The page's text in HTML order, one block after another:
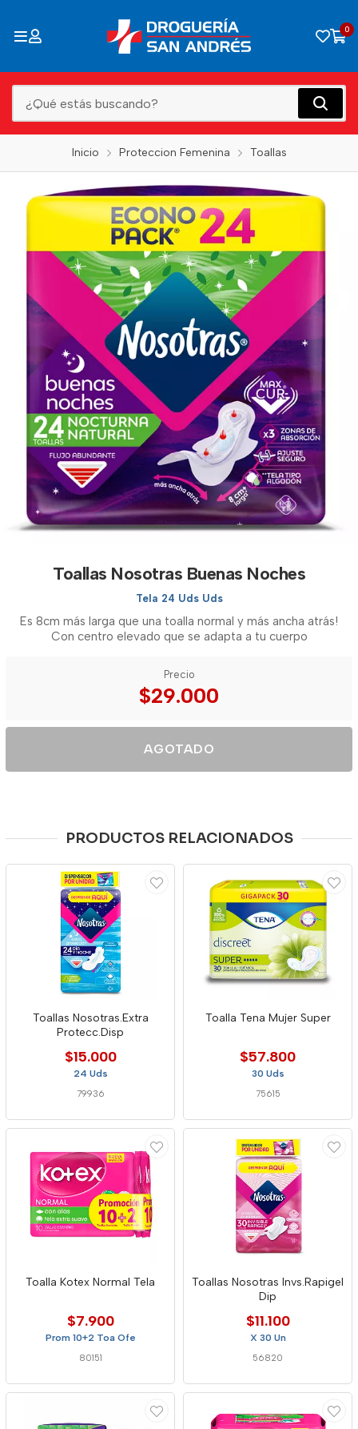
0
Inicio Proteccion Femenina Toallas
Toallas Nosotras Buenas Noches
Tela 24 Uds Uds
Es 8cm más larga que una toalla normal y más ancha atrás!
Con centro elevado que se adapta a tu cuerpo
Precio
$29.000
AGOTADO
PRODUCTOS RELACIONADOS
Toallas Nosotras.Extra
Protecc.Disp
$15.000
24 Uds
79936
Toalla Tena Mujer Super
$57.800
30 Uds
75615
Toalla Kotex Normal Tela
$7.900
Prom 10+2 Toa Ofe
80151
Toallas Nosotras Invs.Rapigel
Dip
$11.100
X 30 Un
56820